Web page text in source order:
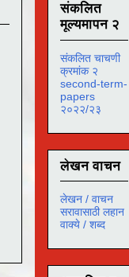
संकलित
मूल्यमापन २
संकलित चाचणी
क्रमांक २
second-term-
papers
२०२२/२३
लेखन वाचन
लेखन / वाचन
सरावासाठी लहान
वाक्ये / शब्द